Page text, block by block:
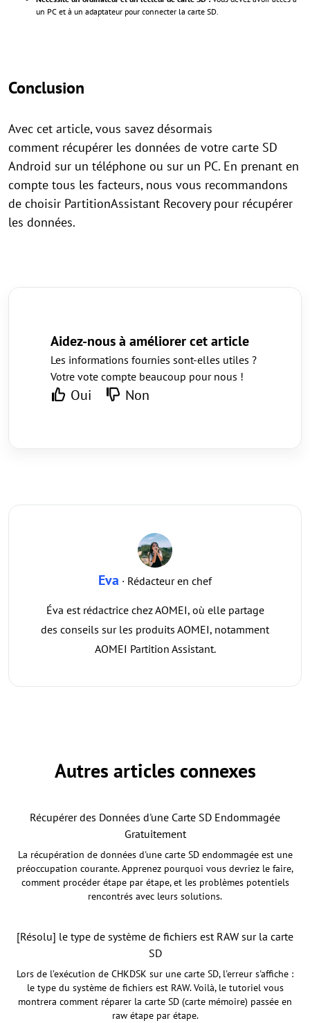
un PC et à un adaptateur pour connecter la carte SD.
Conclusion
Avec cet article, vous savez désormais
comment récupérer les données de votre carte SD
Android sur un téléphone ou sur un PC. En prenant en
compte tous les facteurs, nous vous recommandons
de choisir PartitionAssistant Recovery pour récupérer
les données.
Aidez-nous à améliorer cet article
Les informations fournies sont-elles utiles ?
Votre vote compte beaucoup pour nous !
Oui Non
Eva · Rédacteur en chef
Éva est rédactrice chez AOMEI, où elle partage
des conseils sur les produits AOMEI, notamment
AOMEI Partition Assistant.
Autres articles connexes
Récupérer des Données d'une Carte SD Endommagée
Gratuitement
La récupération de données d'une carte SD endommagée est une
préoccupation courante. Apprenez pourquoi vous devriez le faire,
comment procéder étape par étape, et les problèmes potentiels
rencontrés avec leurs solutions.
[Résolu] le type de système de fichiers est RAW sur la carte
SD
Lors de l’exécution de CHKDSK sur une carte SD, l'erreur s'affiche :
le type du système de fichiers est RAW. Voilà, le tutoriel vous
montrera comment réparer la carte SD (carte mémoire) passée en
raw étape par étape.